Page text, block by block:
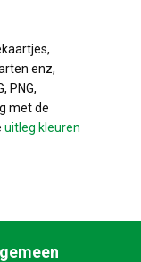
enz,
PNG,
met de
uitleg kleuren